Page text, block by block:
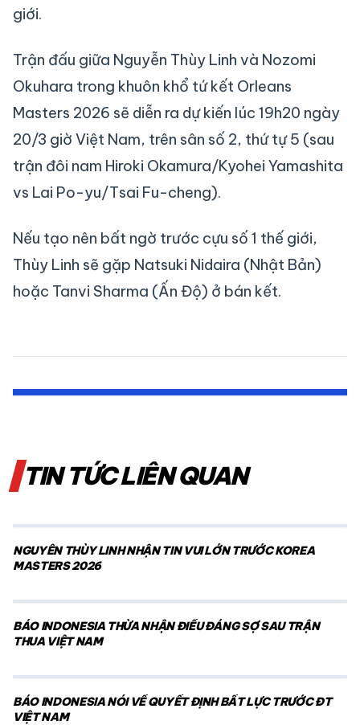
giới.
Trận đấu giữa Nguyễn Thùy Linh và Nozomi
Okuhara trong khuôn khổ tứ kết Orleans
Masters 2026 sẽ diễn ra dự kiến lúc 19h20 ngày
20/3 giờ Việt Nam, trên sân số 2, thứ tự 5 (sau
trận đôi nam Hiroki Okamura/Kyohei Yamashita
vs Lai Po-yu/Tsai Fu-cheng).
Nếu tạo nên bất ngờ trước cựu số 1 thế giới,
Thùy Linh sẽ gặp Natsuki Nidaira (Nhật Bản)
hoặc Tanvi Sharma (Ấn Độ) ở bán kết.
TIN TỨC LIÊN QUAN
NGUYỄN THÙY LINH NHẬN TIN VUI LỚN TRƯỚC KOREA
MASTERS 2026
BÁO INDONESIA THỪA NHẬN ĐIỀU ĐÁNG SỢ SAU TRẬN
THUA VIỆT NAM
BÁO INDONESIA NÓI VỀ QUYẾT ĐỊNH BẤT LỰC TRƯỚC ĐT
VIỆT NAM